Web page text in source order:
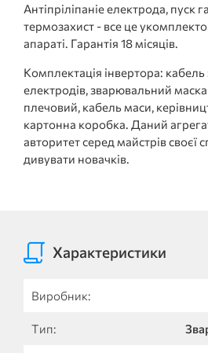
Антіпріліпаніе електрода, пуск
термозахист - все це
апараті. Гарантія 18 місяців.
Комплектація інвертора:
електродів, зварювальний
плечовий, кабель маси,
картонна коробка. Даний
авторитет серед майстрів своєї
дивувати новачків.
Характеристики
Виробник:
Тип: